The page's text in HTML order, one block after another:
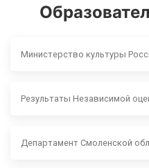
Министерство культуры
Результаты Независимой
Департамент Смоленской